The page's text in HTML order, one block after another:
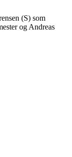
(S) som
og Andreas